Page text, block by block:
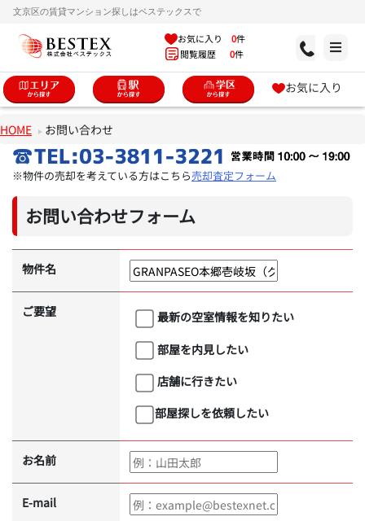
文京区の賃貸マンション探しはベステックスで
お気に入り 0件
閲覧履歴 0件
お気に入り
HOME お問い合わせ
※物件の売却を考えている方はこちら売却査定フォーム
お問い合わせフォーム
物件名
ご要望
最新の空室情報を知りたい
部屋を内見したい
店舗に行きたい
部屋探しを依頼したい
お名前
E-mail